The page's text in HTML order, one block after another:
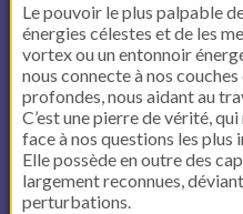
Le pouvoir le plus palpable
énergies célestes et de les
vortex ou un entonnoir
nous connecte à nos
profondes, nous aidant au
C’est une pierre de vérité,
face à nos questions les plus
Elle possède en outre des
largement reconnues,
perturbations.